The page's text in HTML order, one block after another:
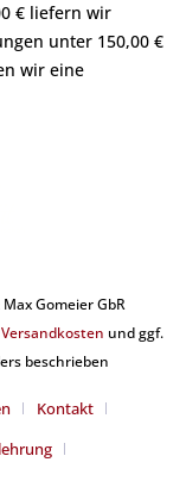
€ liefern wir
unter 150,00 €
wir eine
Gomeier GbR
Versandkosten und ggf.
beschrieben
Kontakt